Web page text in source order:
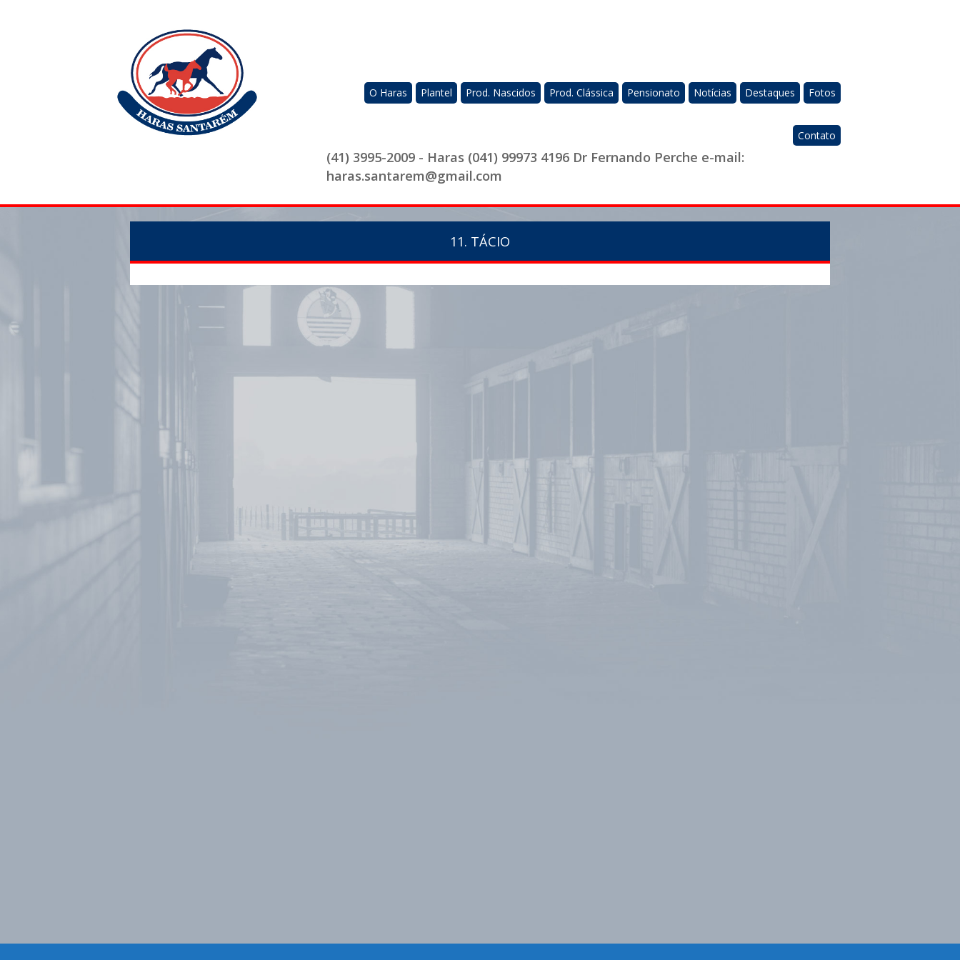
O Haras Plantel Prod. Nascidos Prod. Clássica Pensionato Notícias Destaques Fotos
Contato
(41) 3995-2009 - Haras (041) 99973 4196 Dr Fernando Perche e-mail:
haras.santarem@gmail.com
11. TÁCIO